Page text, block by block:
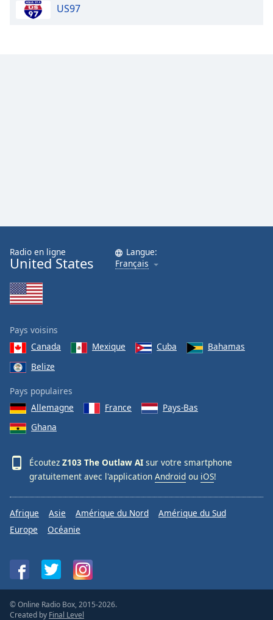
US97
Radio en ligne
United States
Langue:
Français
Pays voisins
Canada
Mexique Cuba
Bahamas
Belize
Pays populaires
Allemagne
France
Pays-Bas
Ghana
Écoutez Z103 The Outlaw AI sur votre smartphone
gratuitement avec l'application Android ou iOS!
Afrique Asie Amérique du Nord
Amérique du Sud
Europe
Océanie
© Online Radio Box, 2015-2026.
Created by Final Level